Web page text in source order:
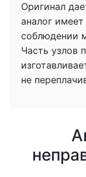
Оригинал
аналог
соблюдении
Часть узлов
не